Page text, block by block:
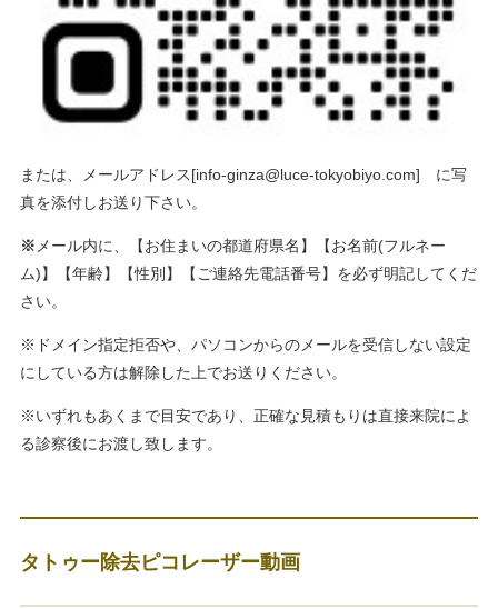
または、メールアドレス[info-ginza@luce-tokyobiyo.com] に写
真を添付しお送り下さい。
※ メール内に、【お住まいの都道府県名】【お名前(フルネー
ム)】【年齢】【性別】【ご連絡先電話番号】を必ず明記してくだ
さい。
※ドメイン指定拒否や、パソコンからのメールを受信しない設定
にしている方は解除した上でお送りください。
※いずれもあくまで目安であり、正確な見積もりは直接来院によ
る診察後にお渡し致します。
タトゥー除去ピコレーザー動画